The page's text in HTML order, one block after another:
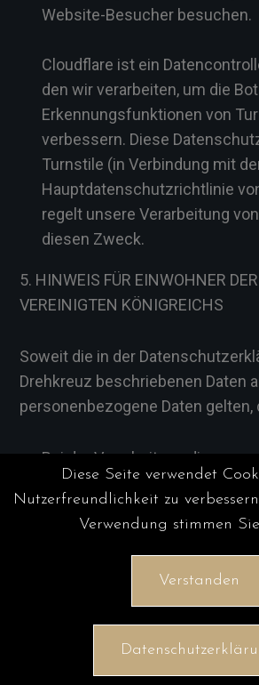
Website-Besucher besuchen.
Cloudflare ist ein
den wir verarbeiten, um die
Erkennungsfunktionen von
verbessern. Diese
Turnstile (in Verbindung mit
Hauptdatenschutzrichtlinie
regelt unsere Verarbeitung
diesen Zweck.
5. HINWEIS FÜR EINWOHNER
VEREINIGTEN KÖNIGREICHS
Soweit die in der
Drehkreuz beschriebenen Daten
personenbezogene Daten gelten,
Bei der Verarbeitung dieser
personenbezogenen Daten als
Auftragsverarbeiter zum
unserer Kunden bestimmen
Verantwortlichen die
Verarbeitung, und wir
unter ihren Anweisungen und
Bei der Verarbeitung dieser
Diese Seite verwendet
Nutzerfreundlichkeit zu
Verwendung stimmen
Verstanden